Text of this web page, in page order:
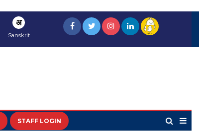
अ
Sanskrit
STAFF LOGIN